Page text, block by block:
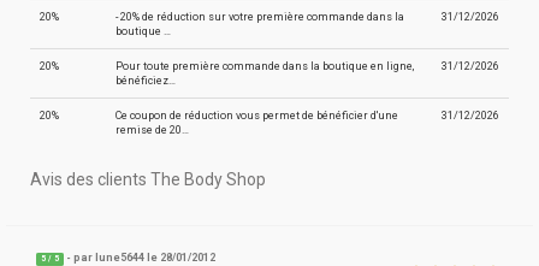
20%
- 20% de réduction sur votre première commande dans la
boutique …
31/12/2026
20%
Pour toute première commande dans la boutique en ligne,
bénéficiez…
31/12/2026
20%
Ce coupon de réduction vous permet de bénéficier d'une
remise de 20…
31/12/2026
Avis des clients The Body Shop
5 / 5 - par lune5644 le 28/01/2012